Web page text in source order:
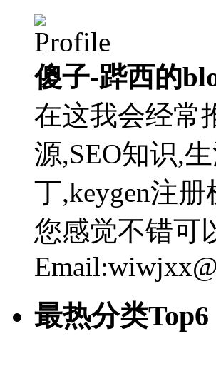
傻子-跸西的
在这我会经常
源,SEO知识,
丁,keygen注
您感觉不错可
最热分类Top6